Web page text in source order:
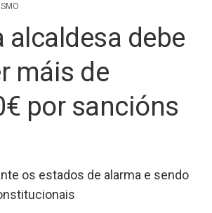
alcaldesa debe
máis de
por sancións
os estados de alarma e sendo